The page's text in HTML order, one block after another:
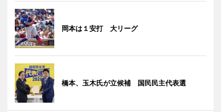
岡本は１安打 大リーグ
橋本、玉木氏が立候補 国民民主代表選